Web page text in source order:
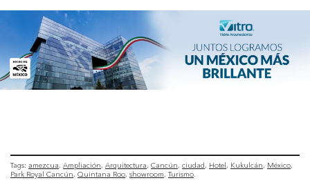
Tags: amezcua Ampliación Arquitectura Cancún ciudad Hotel Kukulcán
México
Park Royal Cancún Quintana Roo showroom Turismo